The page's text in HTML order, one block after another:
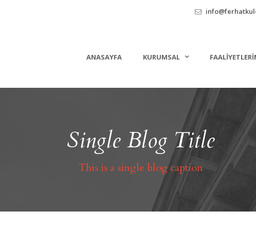
ANASAYFA KURUMSAL
Single Blog Title
This is a single blog caption